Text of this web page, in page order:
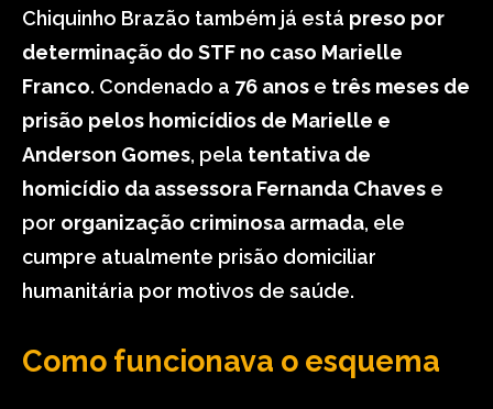
Chiquinho Brazão também já está preso por
determinação do STF no caso Marielle
Franco. Condenado a 76 anos e três meses de
prisão pelos homicídios de Marielle e
Anderson Gomes, pela tentativa de
homicídio da assessora Fernanda Chaves e
por organização criminosa armada, ele
cumpre atualmente prisão domiciliar
humanitária por motivos de saúde.
Como funcionava o esquema